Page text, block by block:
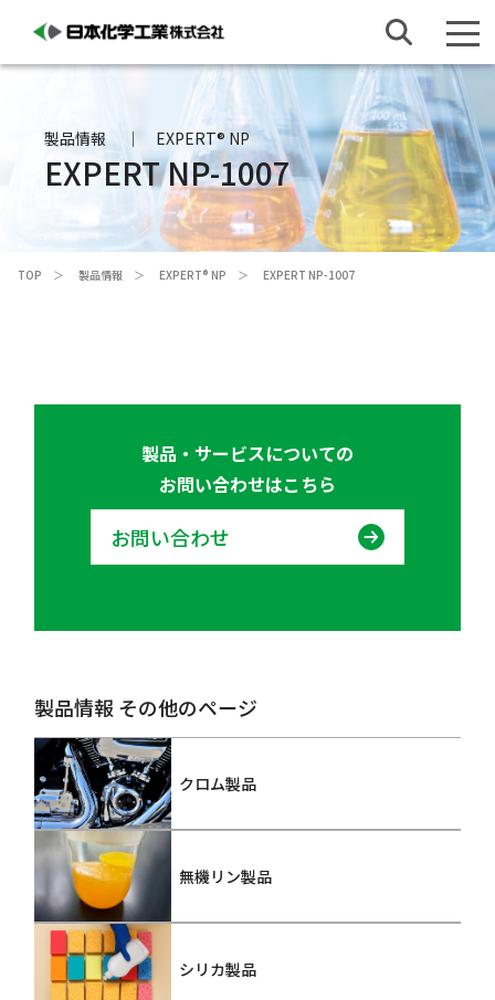
製品情報 EXPERT® NP
EXPERT NP-1007
TOP 製品情報 EXPERT® NP EXPERT NP-1007
製品・サービスについての
お問い合わせはこちら
お問い合わせ
製品情報 その他のページ
クロム製品
無機リン製品
シリカ製品